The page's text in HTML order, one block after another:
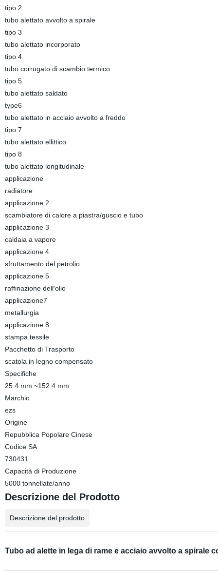
tipo 2
tubo alettato avvolto a spirale
tipo 3
tubo alettato incorporato
tipo 4
tubo corrugato di scambio termico
tipo 5
tubo alettato saldato
type6
tubo alettato in acciaio avvolto a freddo
tipo 7
tubo alettato ellittico
tipo 8
tubo alettato longitudinale
applicazione
radiatore
applicazione 2
scambiatore di calore a piastra/guscio e tubo
applicazione 3
caldaia a vapore
applicazione 4
sfruttamento del petrolio
applicazione 5
raffinazione dell′olio
applicazione7
metallurgia
applicazione 8
stampa tessile
Pacchetto di Trasporto
scatola in legno compensato
Specifiche
25.4 mm ~152.4 mm
Marchio
ezs
Origine
Repubblica Popolare Cinese
Codice SA
730431
Capacità di Produzione
5000 tonnellate/anno
Descrizione del Prodotto
Descrizione del prodotto
Tubo ad alette in lega di rame e acciaio avvolto a spirale